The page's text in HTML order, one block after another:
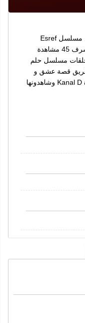
مسلسل حلم اشرف الحلقة 45 مترجم، مسلسل Esref
Rüya الحلقة 45 كاملة اون لاين حلم اشرف 45 مشاهدة
حلقات مسلسل حلم
من فريق قصة عشق و
موقع قرمزي وتعرض الحلقات على قناة Kanal D وشاهدونها
حلم اشرف,